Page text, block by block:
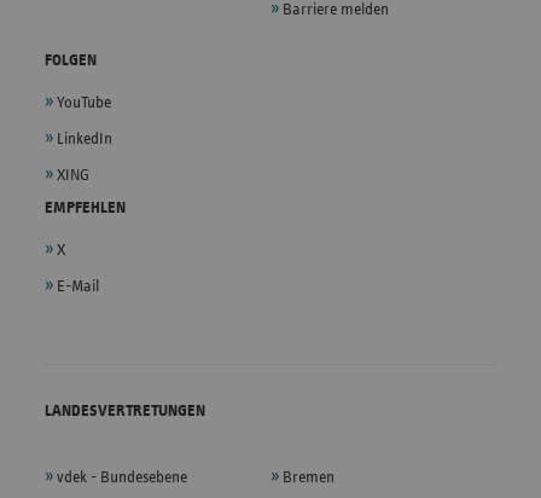
Barriere melden
FOLGEN
YouTube
LinkedIn
XING
EMPFEHLEN
X
E-Mail
LANDESVERTRETUNGEN
vdek - Bundesebene Bremen